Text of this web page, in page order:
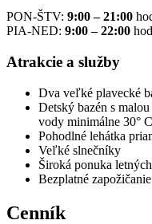
PON-ŠTV: 9:00 – 21:00
PIA-NED: 9:00 – 22:00
Atrakcie a služby
Dva veľké plavecké
Detský bazén s
vody minimálne 30° C
Pohodlné lehátka
Veľké slnečníky
Široká ponuka
Bezplatné
Cenník